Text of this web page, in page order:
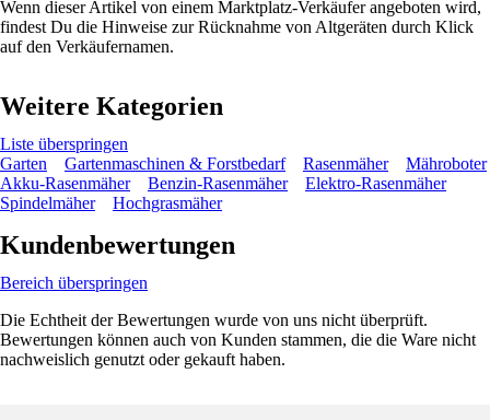
Wenn dieser Artikel von einem Marktplatz-Verkäufer angeboten wird,
findest Du die Hinweise zur Rücknahme von Altgeräten durch Klick
auf den Verkäufernamen.
Weitere Kategorien
Liste überspringen
Garten
Gartenmaschinen & Forstbedarf Rasenmäher
Mähroboter
Akku-Rasenmäher
Benzin-Rasenmäher
Elektro-Rasenmäher
Spindelmäher
Hochgrasmäher
Kundenbewertungen
Bereich überspringen
Die Echtheit der Bewertungen wurde von uns nicht überprüft.
Bewertungen können auch von Kunden stammen, die die Ware nicht
nachweislich genutzt oder gekauft haben.